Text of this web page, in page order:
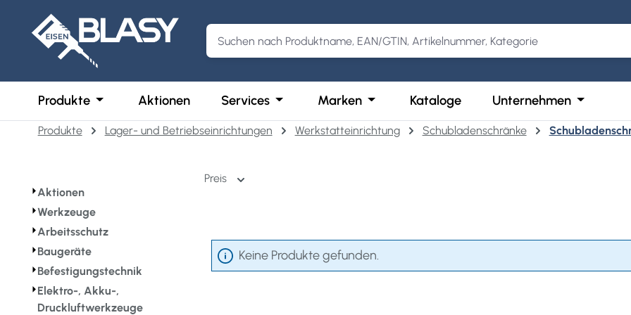
Hauptinhalt springen
Zur Suche springen
Zur Hauptnavigation springen
Produkte Öffne oder Schließe das Dropdown der Kategorie Produkte
Aktionen Services Öffne oder Schließe das Dropdown der Kategorie Services
Marken Öffne oder Schließe das Dropdown der
Kataloge Unternehmen Öffne
Produkte Lager- und Betriebseinrichtungen Werkstatteinrichtung Schubladenschränke
⏵Aktionen
⏵Werkzeuge
⏵Arbeitsschutz
⏵Baugeräte
⏵Befestigungstechnik
⏵Elektro-, Akku-,
Druckluftwerkzeuge
Preis
Keine Produkte gefunden.